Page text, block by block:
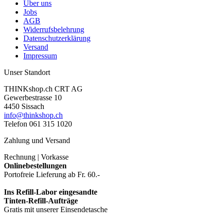
Über uns
Jobs
AGB
Widerrufsbelehrung
Datenschutzerklärung
Versand
Impressum
Unser Standort
THINKshop.ch CRT AG
Gewerbestrasse 10
4450 Sissach
info@thinkshop.ch
Telefon 061 315 1020
Zahlung und Versand
Rechnung | Vorkasse
Onlinebestellungen
Portofreie Lieferung ab Fr. 60.-
Ins Refill-Labor eingesandte
Tinten-Refill-Aufträge
Gratis mit unserer Einsendetasche